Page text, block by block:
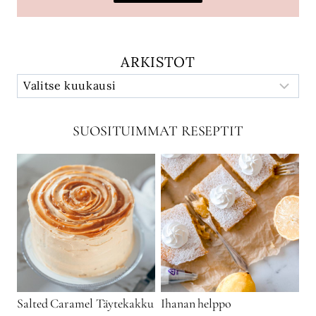
ARKISTOT
SUOSITUIMMAT RESEPTIT
Salted Caramel Täytekakku Ihanan helppo